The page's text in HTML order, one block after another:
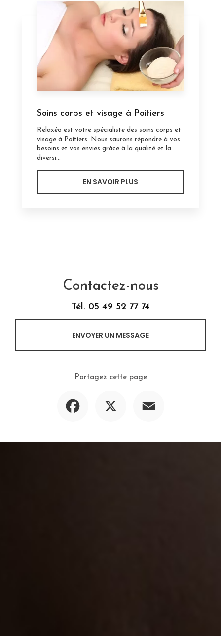
Soins corps et visage à Poitiers
Relaxéo est votre spécialiste des soins corps et
visage à Poitiers. Nous saurons répondre à vos
besoins et vos envies grâce à la qualité et la
diversi...
EN SAVOIR PLUS
Contactez-nous
Tél. 05 49 52 77 74
ENVOYER UN MESSAGE
Partagez cette page